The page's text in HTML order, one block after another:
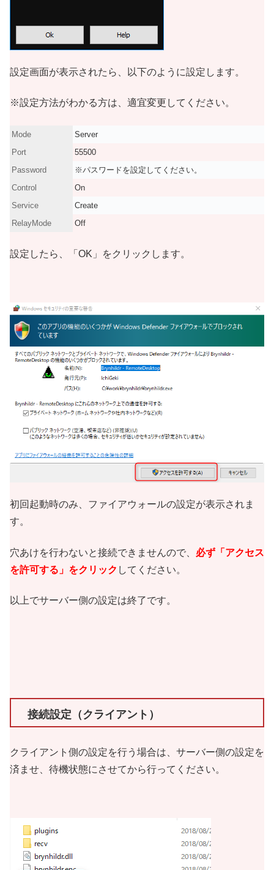
設定画面が表示されたら、以下のように設定します。
※設定方法がわかる方は、適宜変更してください。
Mode
Server
Port
55500
Password
※パスワードを設定してください。
Control
On
Service
Create
RelayMode
Off
設定したら、「OK」をクリックします。
初回起動時のみ、ファイアウォールの設定が表示されま
す。
穴あけを行わないと接続できませんので、 必ず「アクセス
を許可する」をクリック してください。
以上でサーバー側の設定は終了です。
接続設定（クライアント）
クライアント側の設定を行う場合は、サーバー側の設定を
済ませ、待機状態にさせてから行ってください。